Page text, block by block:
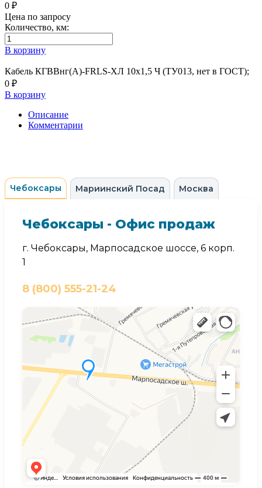
0 ₽
Цена по запросу
Количество, км:
В корзину
Кабель КГВВнг(А)-FRLS-ХЛ 10х1,5 Ч (ТУ013, нет в ГОСТ);
0 ₽
В корзину
Описание
Комментарии
Чебоксары Мариинский Посад Москва
Чебоксары - Офис продаж
г. Чебоксары, Марпосадское шоссе, 6 корп.
1
8 (800) 555-21-24